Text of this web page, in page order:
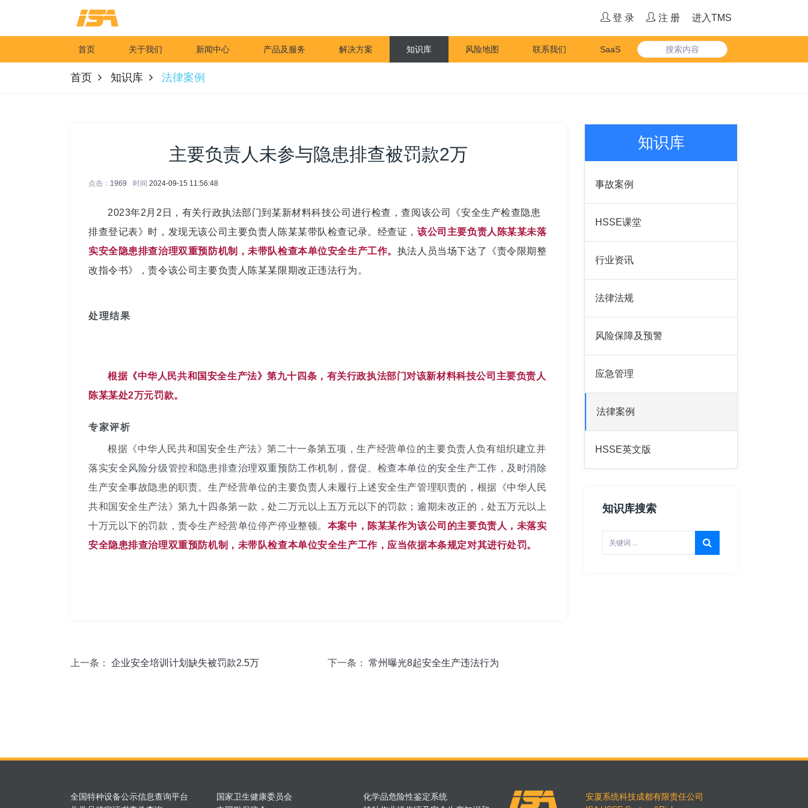
登 录 注 册 进入TMS
首页 关于我们 新闻中心 产品及服务 解决方案 知识库 风险地图 联系我们 SaaS
首页 知识库 法律案例
主要负责人未参与隐患排查被罚款2万
点击： 1969 时间 2024-09-15 11:56:48
2023年2月2日，有关行政执法部门到某新材料科技公司进行检查，查阅该公司《安全生产检查隐患
排查登记表》时，发现无该公司主要负责人陈某某带队检查记录。经查证，该公司主要负责人陈某某未落
实安全隐患排查治理双重预防机制，未带队检查本单位安全生产工作。 执法人员当场下达了《责令限期整
改指令书》，责令该公司主要负责人陈某某限期改正违法行为。
处理结果
根据《中华人民共和国安全生产法》第九十四条，有关行政执法部门对该新材料科技公司主要负责人
陈某某处2万元罚款。
专家评析
根据《中华人民共和国安全生产法》第二十一条第五项，生产经营单位的主要负责人负有组织建立并
落实安全风险分级管控和隐患排查治理双重预防工作机制，督促、检查本单位的安全生产工作，及时消除
生产安全事故隐患的职责。生产经营单位的主要负责人未履行上述安全生产管理职责的，根据《中华人民
共和国安全生产法》第九十四条第一款，处二万元以上五万元以下的罚款；逾期未改正的，处五万元以上
十万元以下的罚款，责令生产经营单位停产停业整顿。 本案中，陈某某作为该公司的主要负责人，未落实
安全隐患排查治理双重预防机制，未带队检查本单位安全生产工作，应当依据本条规定对其进行处罚。
上一条： 企业安全培训计划缺失被罚款2.5万 下一条： 常州曝光8起安全生产违法行为
知识库
事故案例
HSSE课堂
行业资讯
法律法规
风险保障及预警
应急管理
法律案例
HSSE英文版
知识库搜索
全国特种设备公示信息查询平台 国家卫生健康委员会
化学品危险性鉴定系统
安厦系统科技成都有限责任公司